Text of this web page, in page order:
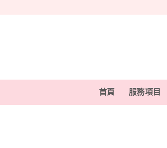
首頁 服務項目